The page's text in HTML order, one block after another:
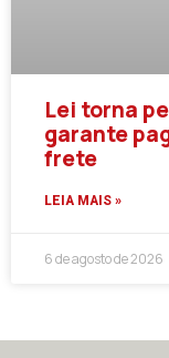
Lei torna
garante
frete
LEIA MAIS »
6 de agosto de 2026